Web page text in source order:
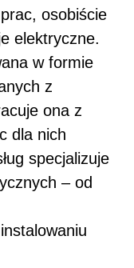
osobiście
elektryczne.
w formie
z
ona z
dla nich
specjalizuje
– od